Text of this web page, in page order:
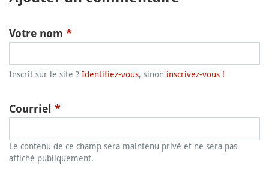
Votre nom *
Inscrit sur le site ? Identifiez-vous, sinon inscrivez-vous !
Courriel *
Le contenu de ce champ sera maintenu privé et ne sera pas
affiché publiquement.